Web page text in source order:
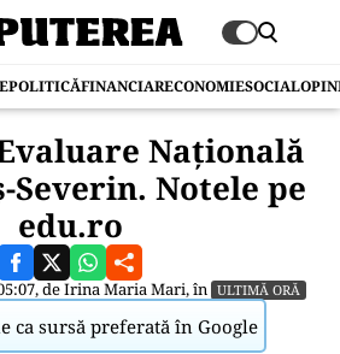
POLITICĂFINANCIARECONOMIESOCIAL
Națională
Severin. Notele pe
edu.ro
deIrina Maria Mari, în ULTIMĂ ORĂ
ca sursă preferată în Google